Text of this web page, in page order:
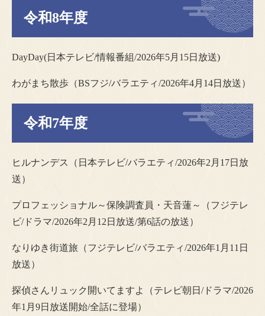
令和8年度
DayDay(日本テレビ/情報番組/2026年5月15日放送)
わがまち散歩（BSフジ/バラエティ/2026年4月14日放送）
令和7年度
ヒルナンデス（日本テレビ/バラエティ/2026年2月17日放
送）
プロフェッショナル～保険調査員・天音蓮～（フジテレ
ビ/ドラマ/2026年2月12日放送/第6話の放送）
なりゆき街道旅（フジテレビ/バラエティ/2026年1月11日
放送）
探偵さんリュック開いてますよ（テレビ朝日/ドラマ/2026
年1月9日放送開始/全話に登場）